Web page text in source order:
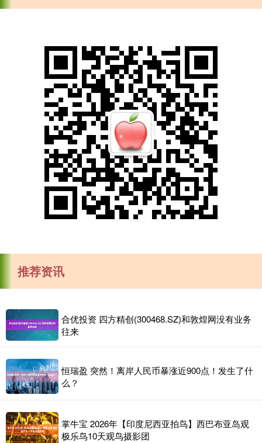
推荐资讯
合优投资 四方精创(300468.SZ)和敦煌网没有业务
往来
恒瑞盈 突然！离岸人民币暴涨近900点！发生了什
么？
掌牛宝 2026年【印度尼西亚拍鸟】西巴布亚岛观
极乐鸟10天观鸟摄影团